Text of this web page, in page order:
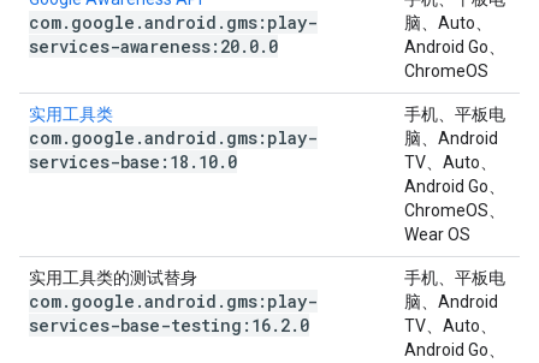
com. google .android . gms:play-
services-awareness:20. 0. 0
脑、Auto、
Android Go、
ChromeOS
实用工具类
com. google .android . gms:play-
services-base:18 . 10. 0
手机、平板电
脑、Android
TV、Auto、
Android Go、
ChromeOS、
Wear OS
实用工具类的测试替身
com. google .android . gms:play-
services-base-testing:16. 2. 0
手机、平板电
脑、Android
TV、Auto、
Android Go、